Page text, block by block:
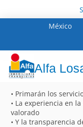
México
Alfa
• Primarán los
• La experiencia en
valorado
• Y la transparencia